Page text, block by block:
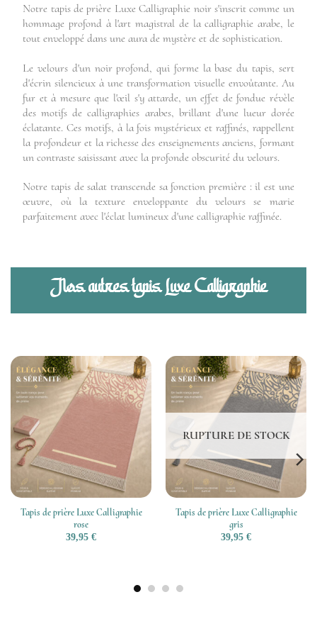
Notre tapis de prière Luxe Calligraphie noir s'inscrit comme un
hommage profond à l'art magistral de la calligraphie arabe, le
tout enveloppé dans une aura de mystère et de sophistication.
Le velours d'un noir profond, qui forme la base du tapis, sert
d'écrin silencieux à une transformation visuelle envoûtante. Au
fur et à mesure que l'œil s'y attarde, un effet de fondue révèle
des motifs de calligraphies arabes, brillant d'une lueur dorée
éclatante. Ces motifs, à la fois mystérieux et raffinés, rappellent
la profondeur et la richesse des enseignements anciens, formant
un contraste saisissant avec la profonde obscurité du velours.
Notre tapis de salat transcende sa fonction première : il est une
œuvre, où la texture enveloppante du velours se marie
parfaitement avec l'éclat lumineux d'une calligraphie raffinée.
Nos autres tapis Luxe Calligraphie
Tapis de prière Luxe Calligraphie
rose
39,95 €
RUPTURE DE STOCK
Tapis de prière Luxe Calligraphie
gris
39,95 €